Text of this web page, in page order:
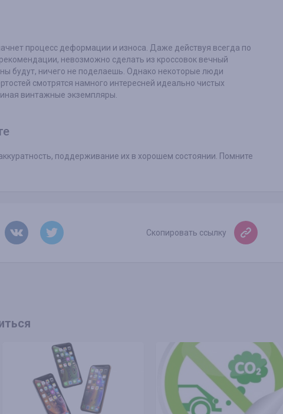
процесс деформации и износа. Даже действуя всегда по
невозможно сделать из кроссовок вечный
будут, ничего не поделаешь. Однако некоторые люди
смотрятся намного интересней идеально чистых
винтажные экземпляры.
поддерживание их в хорошем состоянии. Помните
Скопировать ссылку